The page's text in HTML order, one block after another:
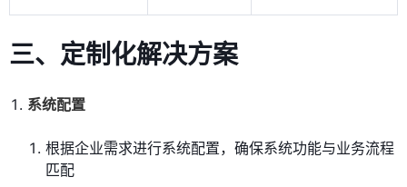
三、定制化解决方案
系统配置
根据企业需求进行系统配置，确保系统功能与业务流程
匹配